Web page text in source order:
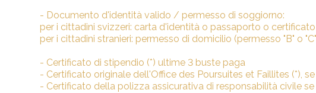
- Documento d'identità valido / permesso di soggiorno:
per i cittadini svizzeri: carta d'identità o passaporto o certificato
per i cittadini stranieri: permesso di domicilio (permesso "B" o
- Certificato di stipendio (*) ultime 3 buste paga
- Certificato originale dell'Office des Poursuites et Faillites (*),
- Certificato della polizza assicurativa di responsabilità civile